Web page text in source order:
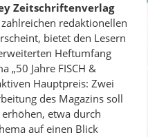
Zeitschriftenverlag
redaktionellen
bietet den Lesern
Heftumfang
„50 Jahre FISCH &
Hauptpreis: Zwei
des Magazins soll
etwa durch
auf einen Blick